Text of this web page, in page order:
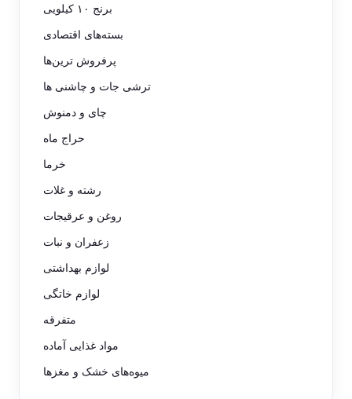
برنج ۱۰ کیلویی
بسته‌های اقتصادی
پرفروش ترین‌ها
ترشی جات و چاشنی ها
چای و دمنوش
حراج ماه
خرما
رشته و غلات
روغن و عرقیجات
زعفران و نبات
لوازم بهداشتی
لوازم خاتگی
متفرقه
مواد غذایی آماده
میوه‌های خشک و مغزها